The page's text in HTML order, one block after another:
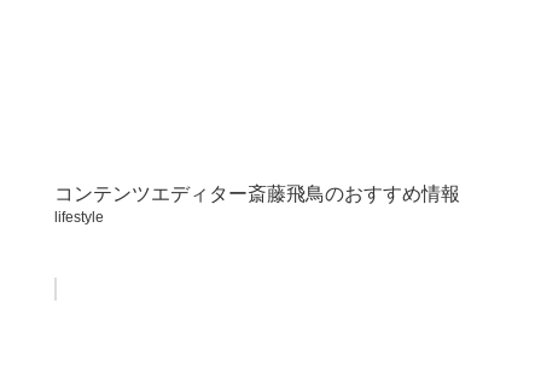
コンテンツエディター斎藤飛鳥のおすすめ情報
lifestyle